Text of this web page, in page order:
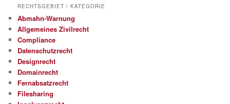
RECHTSGEBIET / KATEGORIE
Abmahn-Warnung
Allgemeines Zivilrecht
Compliance
Datenschutzrecht
Designrecht
Domainrecht
Fernabsatzrecht
Filesharing